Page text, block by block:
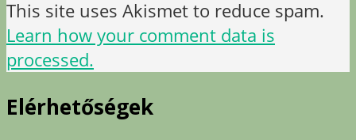
This site uses Akismet to reduce spam.
Learn how your comment data is
processed.
Elérhetőségek